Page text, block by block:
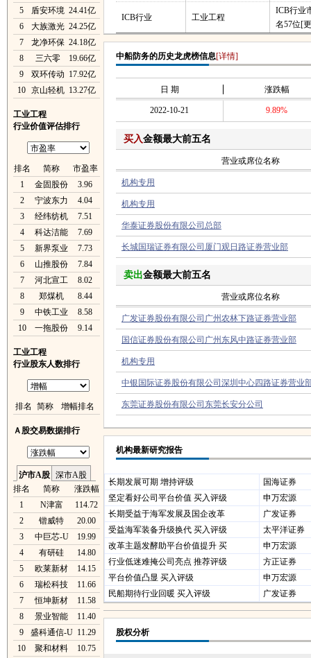
5
盾安环境 24.41亿
6
大族激光 24.25亿
7
龙净环保 24.18亿
8
三六零
19.66亿
9
双环传动 17.92亿
10 京山轻机 13.27亿
工业工程
行业价值评估排行
排名 简称
市盈率
1
金固股份
3.96
2
宁波东力
4.04
3
经纬纺机
7.51
4
科达洁能
7.69
5
新界泵业
7.73
6
山推股份
7.84
7
河北宣工
8.02
8
郑煤机
8.44
9
中铁工业
8.58
10
一拖股份 9.14
工业工程
行业股东人数排行
排名 简称 增幅排名
Ａ股交易数据排行
沪市A股 深市A股
排名
简称
涨跌幅
1
N津富
114.72
2
锴威特
20.00
3
中巨芯-U
19.99
4
有研硅
14.80
5
欧莱新材
14.15
6
瑞松科技
11.66
7
恒坤新材
11.58
8
景业智能
11.40
9
盛科通信-U 11.29
10
聚和材料 10.75
ICB行业 工业工程
ICB行业
名57位[
中船防务的历史龙虎榜信息[详情]
日 期 涨跌幅
2022-10-21 9.89%
买入金额最大前五名
营业或席位名称
机构专用
机构专用
华泰证券股份有限公司总部
长城国瑞证券有限公司厦门观日路证券营业部
卖出金额最大前五名
营业或席位名称
广发证券股份有限公司广州农林下路证券营业部
国信证券股份有限公司广州东风中路证券营业部
机构专用
中银国际证券股份有限公司深圳中心四路证券营业
东莞证券股份有限公司东莞长安分公司
机构最新研究报告
长期发展可期 增持评级
国海证券
坚定看好公司平台价值 买入评级
申万宏源
长期受益于海军发展及国企改革
广发证券
受益海军装备升级换代 买入评级
太平洋证券
改革主题发酵助平台价值提升 买
申万宏源
行业低迷难掩公司亮点 推荐评级
方正证券
平台价值凸显 买入评级
申万宏源
民船期待行业回暖 买入评级
广发证券
股权分析